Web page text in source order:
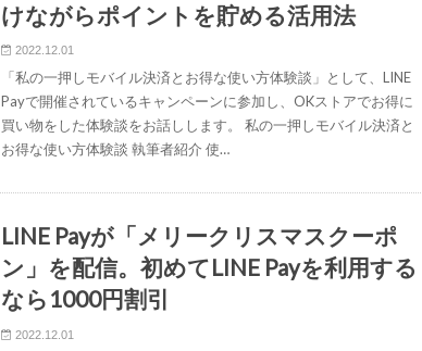
けながらポイントを貯める活用法
2022.12.01
「私の一押しモバイル決済とお得な使い方体験談」として、LINE
Payで開催されているキャンペーンに参加し、OKストアでお得に
買い物をした体験談をお話しします。 私の一押しモバイル決済と
お得な使い方体験談 執筆者紹介 使…
LINE Payが「メリークリスマスクーポ
ン」を配信。初めてLINE Payを利用する
なら1000円割引
2022.12.01